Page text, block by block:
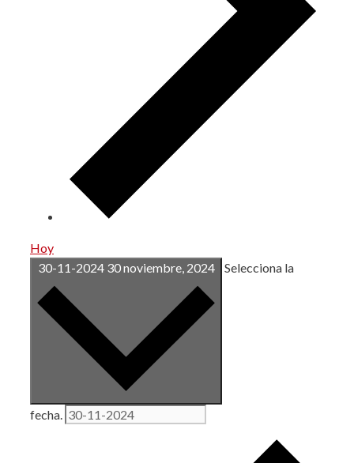
Hoy
30-11-2024 30 noviembre, 2024 Selecciona la
fecha.